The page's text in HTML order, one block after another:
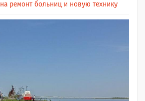
ремонт больниц и новую технику